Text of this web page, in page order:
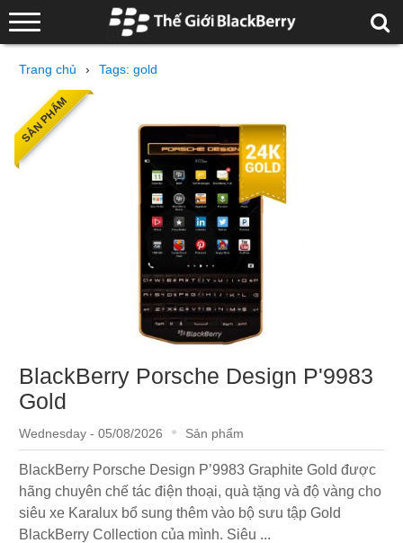
Trang chủ › Tags: gold
SẢN PHẨM
BlackBerry Porsche Design P'9983
Gold
Wednesday - 05/08/2026 Sản phẩm
BlackBerry Porsche Design P’9983 Graphite Gold được
hãng chuyên chế tác điện thoại, quà tặng và độ vàng cho
siêu xe Karalux bổ sung thêm vào bộ sưu tập Gold
BlackBerry Collection của mình. Siêu ...